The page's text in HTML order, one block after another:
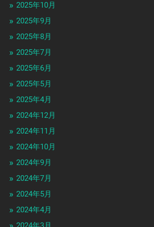
2025年10月
2025年9月
2025年8月
2025年7月
2025年6月
2025年5月
2025年4月
2024年12月
2024年11月
2024年10月
2024年9月
2024年7月
2024年5月
2024年4月